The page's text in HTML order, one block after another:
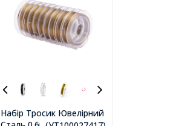
Набір Тросик Ювелірний